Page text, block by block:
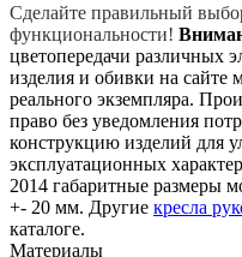
Сделайте правильный
функциональности!
цветопередачи различных
изделия и обивки на сайте
реального экземпляра.
право без уведомления
конструкцию изделий для
эксплуатационных
2014 габаритные размеры
+- 20 мм. Другие кресла
каталоге.
Материалы